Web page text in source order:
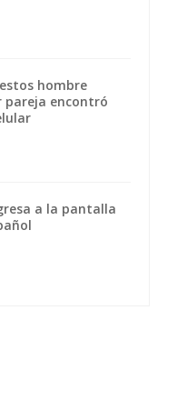
hombre
pareja encontró
a la pantalla